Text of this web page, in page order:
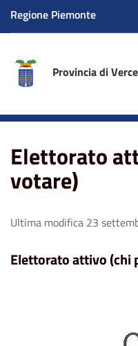
Regione Piemonte
Provincia di
Elettorato
votare)
Ultima modifica 23
Elettorato attivo (chi